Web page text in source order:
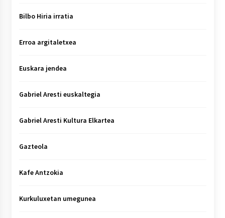
Bilbo Hiria irratia
Erroa argitaletxea
Euskara jendea
Gabriel Aresti euskaltegia
Gabriel Aresti Kultura Elkartea
Gazteola
Kafe Antzokia
Kurkuluxetan umegunea